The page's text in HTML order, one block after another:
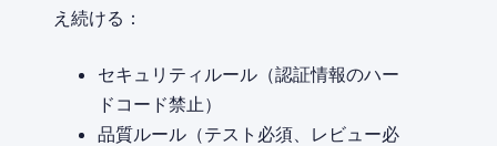
え続ける：
セキュリティルール（認証情報のハー
ドコード禁止）
品質ルール（テスト必須、レビュー必